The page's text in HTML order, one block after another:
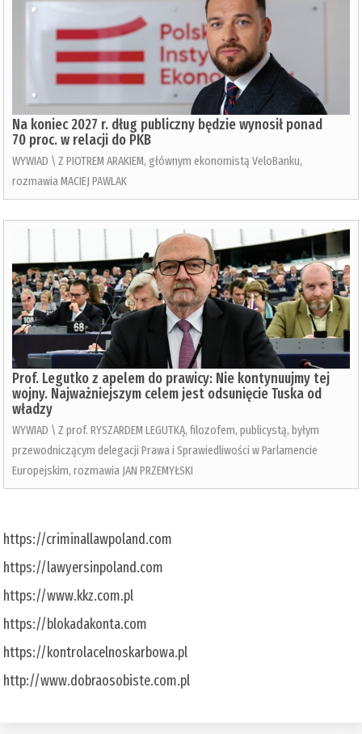
Na koniec 2027 r. dług publiczny będzie wynosił ponad
70 proc. w relacji do PKB
WYWIAD \ Z PIOTREM ARAKIEM, głównym ekonomistą VeloBanku,
rozmawia MACIEJ PAWLAK
Prof. Legutko z apelem do prawicy: Nie kontynuujmy tej
wojny. Najważniejszym celem jest odsunięcie Tuska od
władzy
WYWIAD \ Z prof. RYSZARDEM LEGUTKĄ, filozofem, publicystą, byłym
przewodniczącym delegacji Prawa i Sprawiedliwości w Parlamencie
Europejskim, rozmawia JAN PRZEMYŁSKI
https://criminallawpoland.com
https://lawyersinpoland.com
https://www.kkz.com.pl
https://blokadakonta.com
https://kontrolacelnoskarbowa.pl
http://www.dobraosobiste.com.pl